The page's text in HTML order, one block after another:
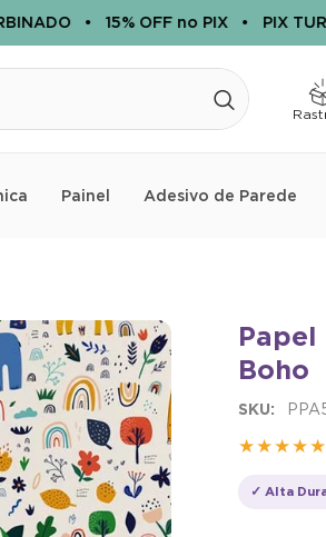
• 15% OFF no PIX • PIX
Painel Adesivo de Parede
Papel
Boho
SKU:
★★★★★
✓ Alta